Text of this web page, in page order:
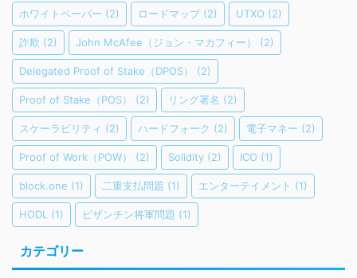
ホワイトペーパー (2) ロードマップ(2) UTXO (2)
詐欺 (2) John McAfee（ジョン・マカフィー） (2)
Delegated Proof of Stake（DPOS） (2)
Proof of Stake（POS） (2) リング署名 (2)
スケーラビリティ (2) ハードフォーク (2) 電子マネー (2)
Proof of Work（POW） (2) Solidity (2) ICO (1)
block.one (1) 二重支払問題 (1) エンターテイメント (1)
HODL (1) ビザンチン将軍問題 (1)
カテゴリー